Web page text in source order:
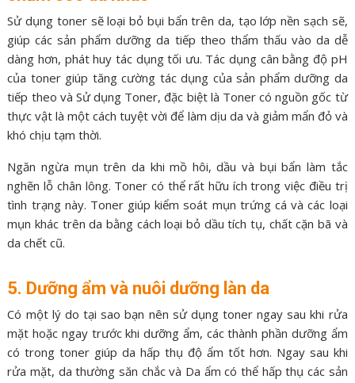
Sử dụng toner sẽ loại bỏ bụi bẩn trên da, tạo lớp nền sạch sẽ,
giúp các sản phẩm dưỡng da tiếp theo thẩm thấu vào da dễ
dàng hơn, phát huy tác dụng tối ưu. Tác dụng cân bằng độ pH
của toner giúp tăng cường tác dụng của sản phẩm dưỡng da
tiếp theo và Sử dụng Toner, đặc biệt là Toner có nguồn gốc từ
thực vật là một cách tuyệt vời để làm dịu da và giảm mẩn đỏ và
khó chịu tạm thời.
Ngăn ngừa mụn trên da khi mồ hôi, dầu và bụi bẩn làm tắc
nghẽn lỗ chân lông. Toner có thể rất hữu ích trong việc điều trị
tình trạng này. Toner giúp kiểm soát mụn trứng cá và các loại
mụn khác trên da bằng cách loại bỏ dầu tích tụ, chất cặn bã và
da chết cũ.
5. Dưỡng ẩm và nuôi dưỡng làn da
Có một lý do tại sao bạn nên sử dụng toner ngay sau khi rửa
mặt hoặc ngay trước khi dưỡng ẩm, các thành phần dưỡng ẩm
có trong toner giúp da hấp thụ độ ẩm tốt hơn. Ngay sau khi
rửa mặt, da thường săn chắc và Da ẩm có thể hấp thụ các sản